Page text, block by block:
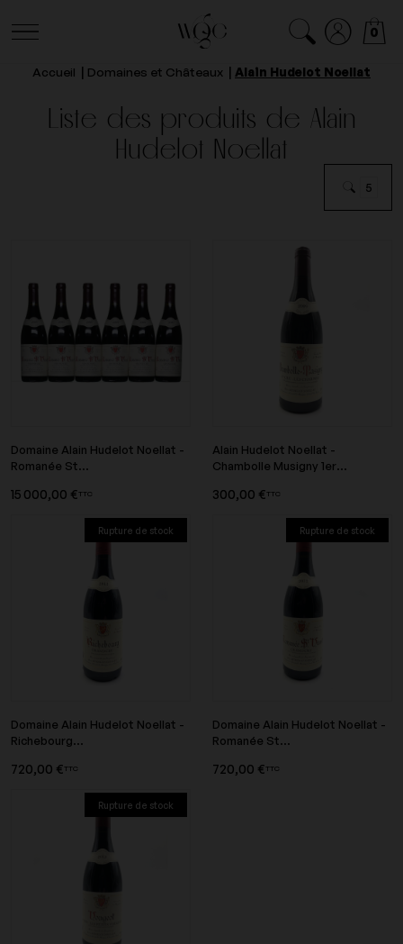
0
Accueil Domaines et Châteaux Alain Hudelot Noellat
Liste des produits de Alain
Hudelot Noellat
5
Domaine Alain Hudelot Noellat -
Romanée St...
15 000,00 € TTC
Alain Hudelot Noellat -
Chambolle Musigny 1er...
300,00 € TTC
Rupture de stock
Domaine Alain Hudelot Noellat -
Richebourg...
720,00 € TTC
Rupture de stock
Domaine Alain Hudelot Noellat -
Romanée St...
720,00 € TTC
Rupture de stock